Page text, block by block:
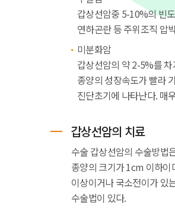
갑상선암중 5-10%의 빈
연하곤란 등 주위조직 압
미분화암
갑상선암의 약 2-5%를
종양의 성장속도가 빨라
진단초기에 나타난다. 매
갑상선암의 치료
수술 갑상선암의 수술방법
종양의 크기가 1cm 이하
이상이거나 국소전이가 있
수술법이 있다.